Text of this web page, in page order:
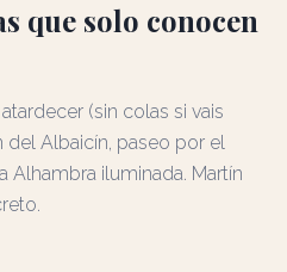
que solo conocen
(sin colas si vais
del Albaicín, paseo por el
Alhambra iluminada. Martín